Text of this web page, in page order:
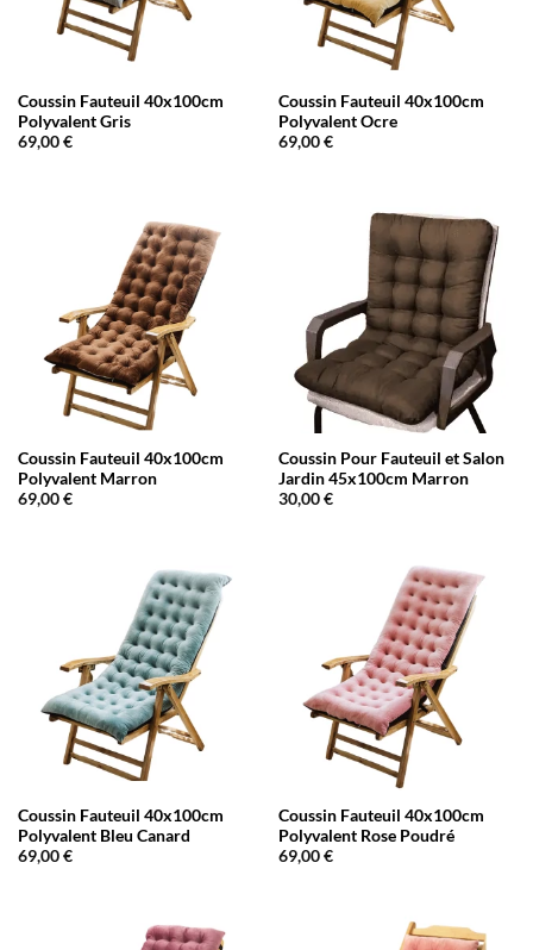
Coussin Fauteuil 40x100cm
Polyvalent Gris
69,00€
Coussin Fauteuil 40x100cm
Polyvalent Ocre
69,00€
Coussin Fauteuil 40x100cm
Polyvalent Marron
69,00€
Coussin Pour Fauteuil et Salon
Jardin 45x100cm Marron
30,00€
Coussin Fauteuil 40x100cm
Polyvalent Bleu Canard
69,00€
Coussin Fauteuil 40x100cm
Polyvalent Rose Poudré
69,00€